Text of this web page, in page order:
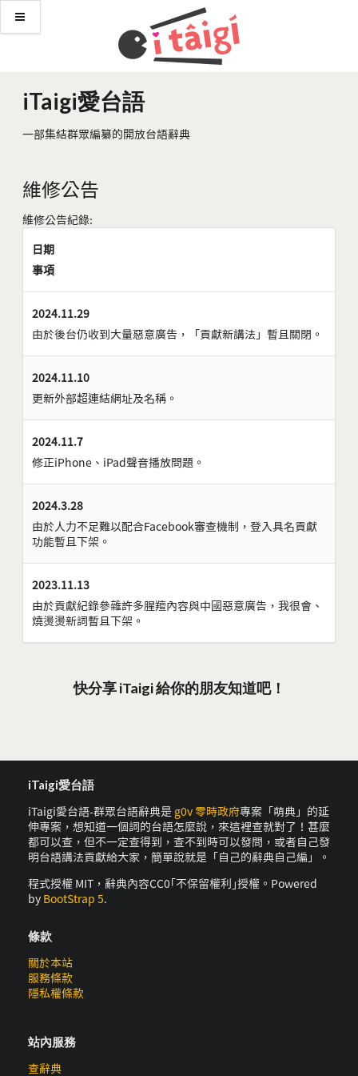
iTaigi愛台語
一部集結群眾編纂的開放台語辭典
維修公告
維修公告紀錄:
日期
事項
2024.11.29
由於後台仍收到大量惡意廣告，「貢獻新講法」暫且關閉。
2024.11.10
更新外部超連結網址及名稱。
2024.11.7
修正iPhone、iPad聲音播放問題。
2024.3.28
由於人力不足難以配合Facebook審查機制，登入具名貢獻
功能暫且下架。
2023.11.13
由於貢獻紀錄參雜許多腥羶內容與中國惡意廣告，我很會、
燒燙燙新詞暫且下架。
快分享 iTaigi 給你的朋友知道吧！
iTaigi愛台語
iTaigi愛台語-群眾台語辭典是 g0v 零時政府專案「萌典」的延
伸專案，想知道一個詞的台語怎麼說，來這裡查就對了！甚麼
都可以查，但不一定查得到，查不到時可以發問，或者自己發
明台語講法貢獻給大家，簡單說就是「自己的辭典自己編」。
程式授權 MIT，辭典內容CC0｢不保留權利｣授權。Powered
by BootStrap 5.
條款
關於本站
服務條款
隱私權條款
站內服務
查辭典